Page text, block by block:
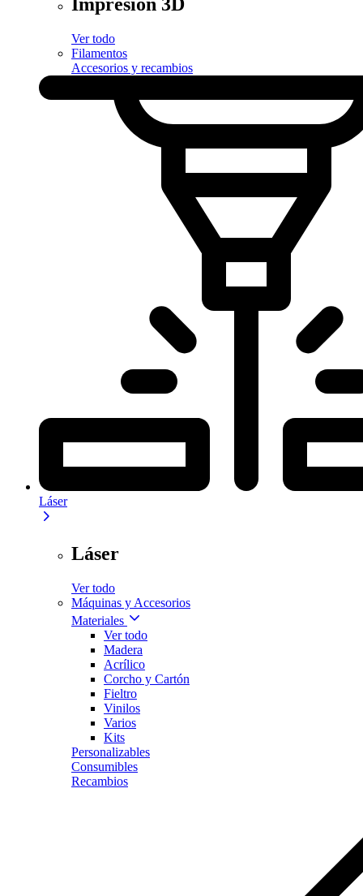
Impresión 3D
Ver todo
Filamentos
Accesorios y recambios
Láser
Láser
Ver todo
Máquinas y Accesorios
Materiales
Ver todo
Madera
Acrílico
Corcho y Cartón
Fieltro
Vinilos
Varios
Kits
Personalizables
Consumibles
Recambios